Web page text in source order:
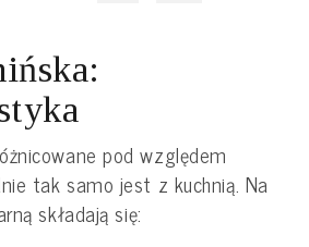
pod względem
tak samo jest z kuchnią. Na
składają się: